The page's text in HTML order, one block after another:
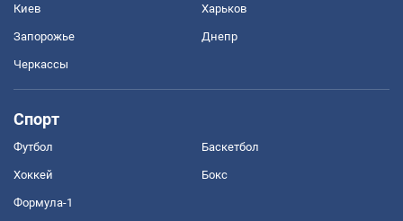
Киев Харьков
Запорожье Днепр
Черкассы
Спорт
Футбол Баскетбол
Хоккей Бокс
Формула-1